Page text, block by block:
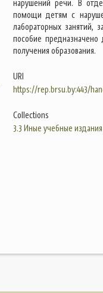
нарушений речи. В
помощи детям с
лабораторных занятий,
пособие
получения образования.
URI
https://rep.brsu.by:443/
Collections
3.3 Иные учебные издания